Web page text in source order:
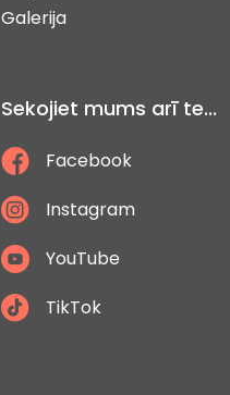
Galerija
Sekojiet mums arī te...
Facebook
Instagram
YouTube
TikTok